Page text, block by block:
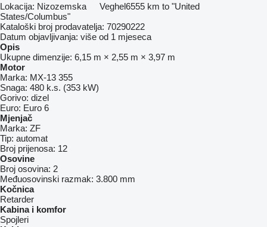
Lokacija: Nizozemska Veghel6555 km to "United
States/Columbus"
Kataloški broj prodavatelja: 70290222
Datum objavljivanja: više od 1 mjeseca
Opis
Ukupne dimenzije: 6,15 m × 2,55 m × 3,97 m
Motor
Marka: MX-13 355
Snaga: 480 k.s. (353 kW)
Gorivo: dizel
Euro: Euro 6
Mjenjač
Marka: ZF
Tip: automat
Broj prijenosa: 12
Osovine
Broj osovina: 2
Međuosovinski razmak: 3.800 mm
Kočnica
Retarder
Kabina i komfor
Spojleri